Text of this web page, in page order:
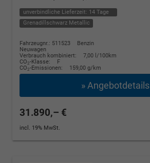
unverbindliche Lieferzeit: 14 Tage
Grenadillschwarz Metallic
Fahrzeugnr.: 511523
Benzin
Neuwagen
Verbrauch kombiniert:
7,00 l/100km
CO2-Klasse:
F
CO2-Emissionen: 159,00 g/km
» Angebotdetails
31.890,– €
incl. 19% MwSt.